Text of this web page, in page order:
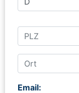
Email: